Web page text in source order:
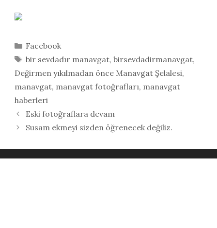
Kategoriler
Facebook
Etiketler
bir sevdadır manavgat, birsevdadirmanavgat,
Değirmen yıkılmadan önce Manavgat Şelalesi,
manavgat, manavgat fotoğrafları, manavgat
haberleri
Eski fotoğraflara devam
Susam ekmeyi sizden öğrenecek değiliz.